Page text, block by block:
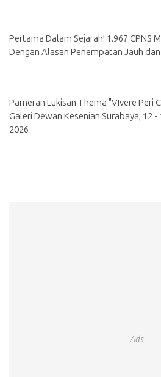
Pertama Dalam Sejarah! 1.967 CPNS
Dengan Alasan Penempatan Jauh dan
Pameran Lukisan Thema "VIvere Peri
Galeri Dewan Kesenian Surabaya, 12 -
2026
Ads